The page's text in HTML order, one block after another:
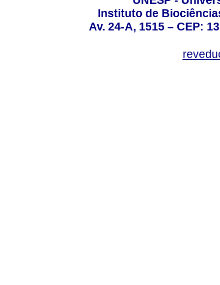
Instituto de
Av. 24-A, 1515 – CEP: